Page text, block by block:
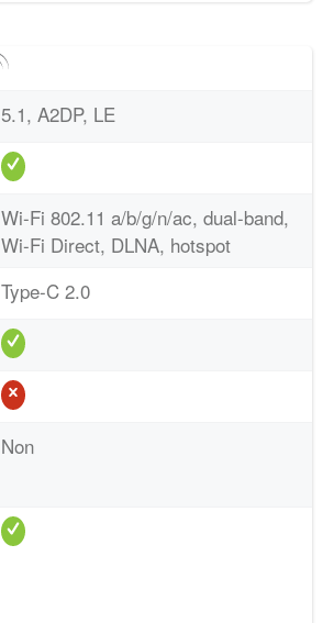
5.1, A2DP, LE
Wi-Fi 802.11 a/b/g/n/ac, dual-band,
Wi-Fi Direct, DLNA, hotspot
Type-C 2.0
Non